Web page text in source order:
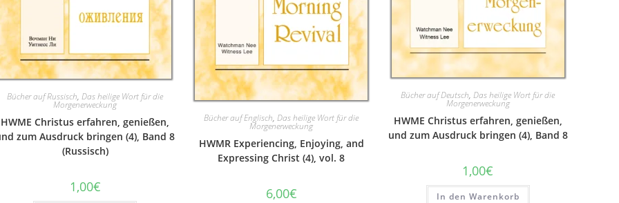
Bücher auf Russisch,Das heilige Wort für die
Morgenerweckung
HWME Christus erfahren, genießen,
zum Ausdruck bringen (4), Band 8
(Russisch)
1,00€
Bücher auf Englisch,Das heilige Wort für die
Morgenerweckung
HWMR Experiencing, Enjoying, and
Expressing Christ (4), vol. 8
6,00€
Bücher auf Deutsch,Das heilige Wort für die
Morgenerweckung
HWME Christus erfahren, genießen,
und zum Ausdruck bringen (4), Band 8
1,00€
In den Warenkorb